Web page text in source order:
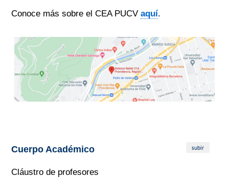
Conoce más sobre el CEA PUCV aquí.
Cuerpo Académico subir
Cláustro de profesores